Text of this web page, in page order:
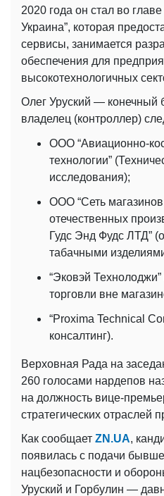
2020 года он стал во
Украина”, которая
сервисы, занимается
обеспечения для
высокотехнологичных
Олег Уруский — конечный
владелец (контроллер)
ООО “Авиационно-
технологии”
исследования);
ООО “Сеть
отечественных
Гудс Энд Фудс ЛТД”
табачными
“Эковэй
торговли вне
“Proxima Technical
консалтинг).
Верховная Рада на
260 голосами нардепов
на должность вице-
стратегических отраслей
Как сообщает ZN.UA,
появилась с подачи
нацбезопасности и
Уруский и Горбулин —